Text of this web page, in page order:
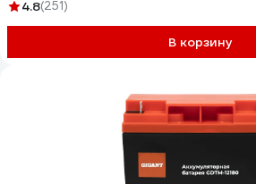
4.8(251)
В корзину